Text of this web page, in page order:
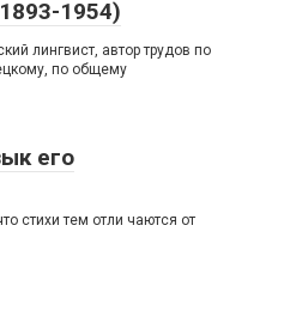
1954)
лингвист, автор трудов по
по общему
его
стихи тем отли чаются от